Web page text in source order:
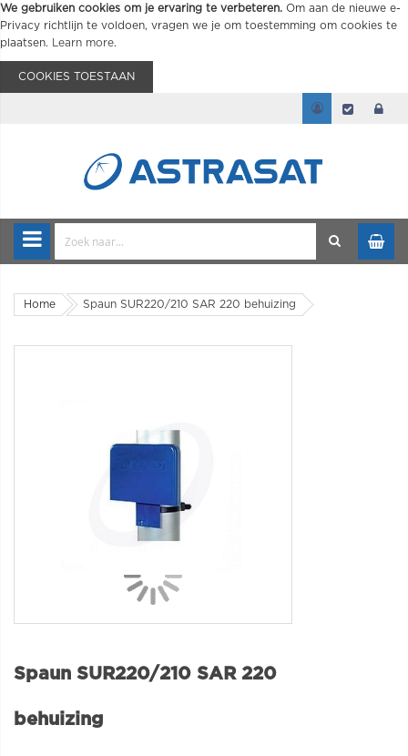
We gebruiken cookies om je ervaring te verbeteren. Om aan de nieuwe e-
Privacy richtlijn te voldoen, vragen we je om toestemming om cookies te
plaatsen.
Learn more.
COOKIES TOESTAAN
Home Spaun SUR220/210 SAR 220 behuizing
Spaun SUR220/210 SAR 220
behuizing